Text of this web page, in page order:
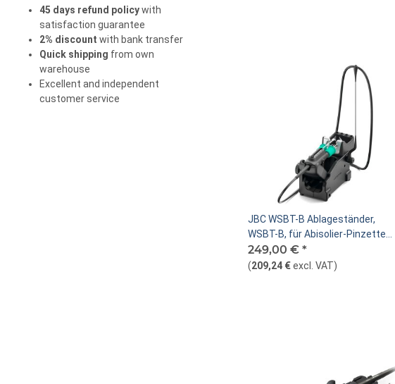
JBC WSBT-B Ablageständer,
WSBT-B, für Abisolier-Pinzette
WS-140
249,00 € *
(209,24 €excl. VAT)
45 days refund policywith
satisfaction guarantee
2% discount with bank transfer
Quick shipping from own
warehouse
Excellent and independent
customer service